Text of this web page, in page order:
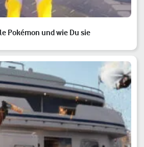
Pokémon und wie Du sie